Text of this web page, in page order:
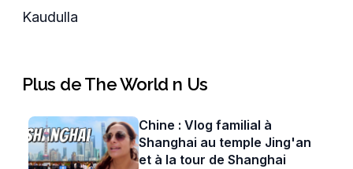
Kaudulla
Plus de The World n Us
Chine : Vlog familial à
Shanghai au temple Jing'an
et à la tour de Shanghai